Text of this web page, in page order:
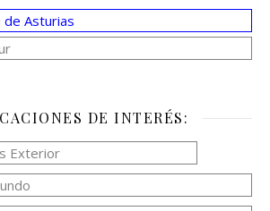
DE INTERÉS: